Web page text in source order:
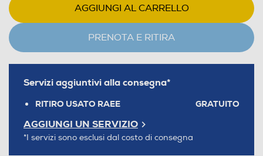
AGGIUNGI AL CARRELLO
PRENOTA E RITIRA
Servizi aggiuntivi alla consegna*
RITIRO USATO RAEE GRATUITO
AGGIUNGI UN SERVIZIO
*I servizi sono esclusi dal costo di consegna